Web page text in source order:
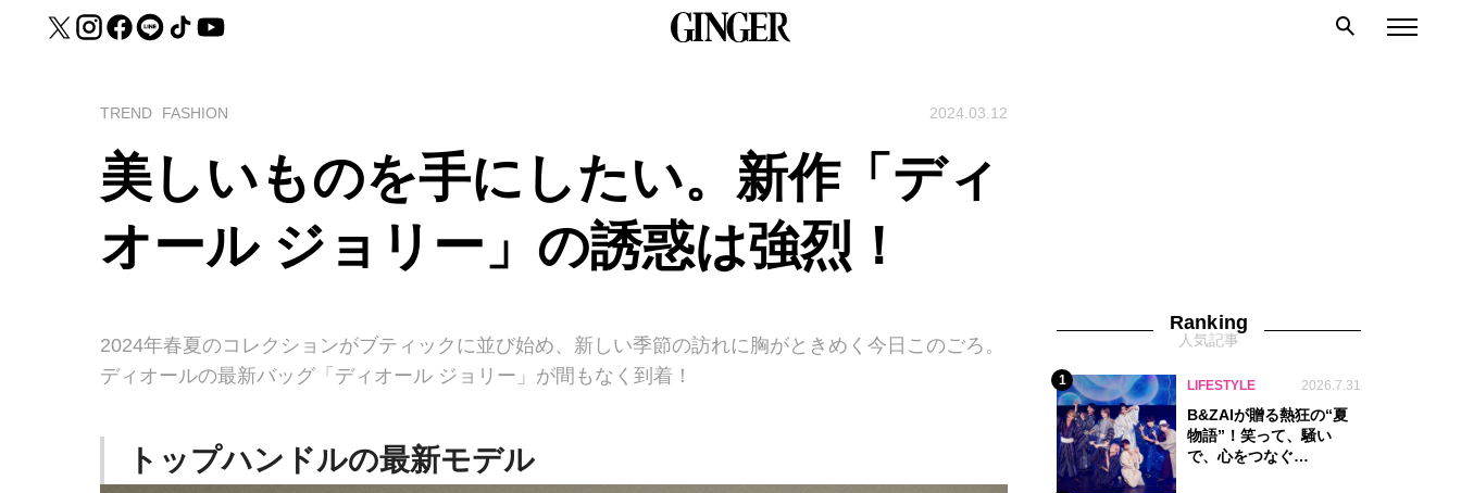
TREND FASHION 2024.03.12
美しいものを手にしたい。新作「ディ
オール ジョリー」の誘惑は強烈！
2024年春夏のコレクションがブティックに並び始め、新しい季節の訪れに胸がときめく今日このごろ。
ディオールの最新バッグ「ディオール ジョリー」が間もなく到着！
トップハンドルの最新モデル
Ranking
人気記事
1 LIFESTYLE 2026.7.31
B&ZAIが贈る熱狂の“夏
物語”！笑って、騒い
で、心をつなぐ